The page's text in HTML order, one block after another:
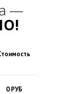
—
0 РУБ